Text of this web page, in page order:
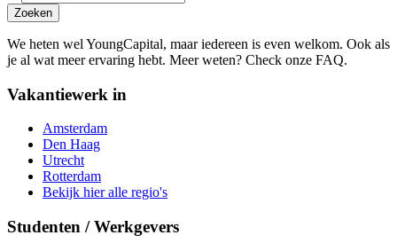
Zoeken
We heten wel YoungCapital, maar iedereen is even welkom. Ook als
je al wat meer ervaring hebt. Meer weten? Check onze FAQ.
Vakantiewerk in
Amsterdam
Den Haag
Utrecht
Rotterdam
Bekijk hier alle regio's
Studenten / Werkgevers